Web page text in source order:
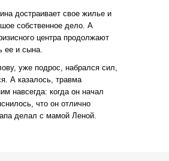
достраивает свое жилье и
собственное дело. А
центра продолжают
ее и сына.
уже подрос, набрался сил,
А казалось, травма
навсегда: когда он начал
что он отлично
делал с мамой Леной.